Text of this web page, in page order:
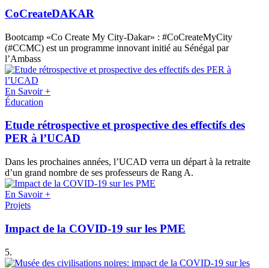
CoCreateDAKAR
Bootcamp «Co Create My City-Dakar» : #CoCreateMyCity
(#CCMC) est un programme innovant initié au Sénégal par
l’Ambass
En Savoir +
Éducation
Etude rétrospective et prospective des effectifs des
PER à l’UCAD
Dans les prochaines années, l’UCAD verra un départ à la retraite
d’un grand nombre de ses professeurs de Rang A.
En Savoir +
Projets
Impact de la COVID-19 sur les PME
5.